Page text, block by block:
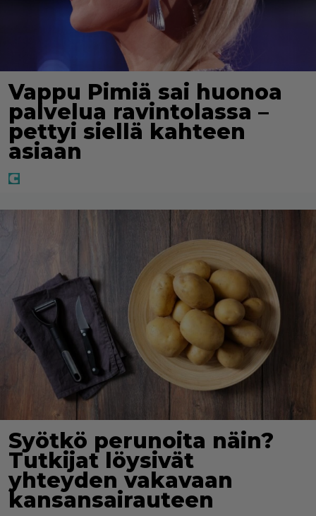
Vappu Pimiä sai huonoa
palvelua ravintolassa –
pettyi siellä kahteen
asiaan
Syötkö perunoita näin?
Tutkijat löysivät
yhteyden vakavaan
kansansairauteen